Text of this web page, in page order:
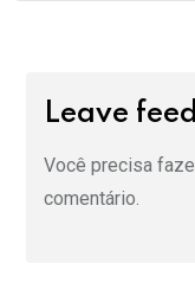
Leave
Você precisa
comentário.